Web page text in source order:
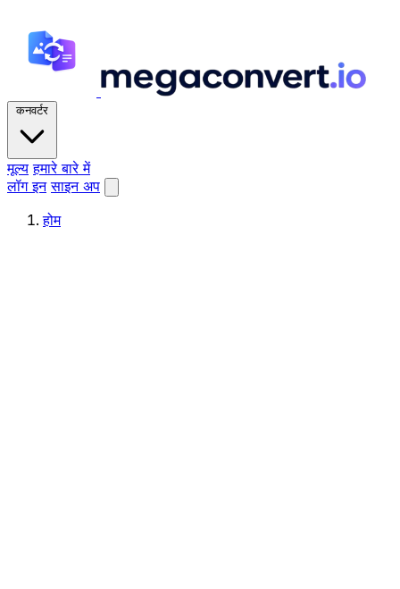
कनवर्टर
मूल्य हमारे बारे में
लॉग इन साइन अप
होम